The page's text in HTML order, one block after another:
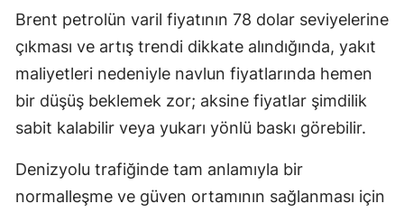
Brent petrolün varil fiyatı­nın 78 dolar seviyelerine
çıkması ve artış trendi dikkate alındığın­da, yakıt
maliyetleri nedeniyle navlun fiyatlarında hemen
bir dü­şüş beklemek zor; aksine fiyatlar şimdilik
sabit kalabilir veya yu­karı yönlü baskı görebilir.
Deniz­yolu trafiğinde tam anlamıyla bir
normalleşme ve güven ortamının sağlanması için